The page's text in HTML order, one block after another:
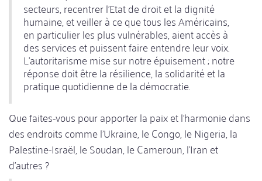
secteurs, recentrer l'Etat de droit et la dignité
humaine, et veiller à ce que tous les Américains,
en particulier les plus vulnérables, aient accès à
des services et puissent faire entendre leur voix.
L'autoritarisme mise sur notre épuisement ; notre
réponse doit être la résilience, la solidarité et la
pratique quotidienne de la démocratie.
Que faites-vous pour apporter la paix et l'harmonie dans
des endroits comme l'Ukraine, le Congo, le Nigeria, la
Palestine-Israël, le Soudan, le Cameroun, l'Iran et
d'autres ?